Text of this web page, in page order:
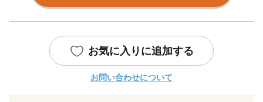
お気に入りに追加する
お問い合わせについて